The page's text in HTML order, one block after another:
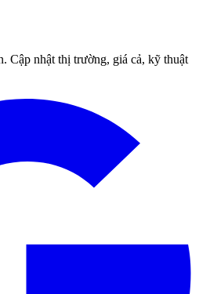
Cập nhật thị trường, giá cả, kỹ thuật